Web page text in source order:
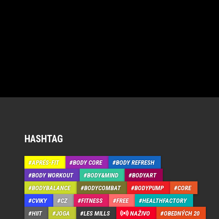
HASHTAG
APRÉS-FIT BODY CORE
BODY REFRESH
BODY WORKOUT
BODY&MIND
BODYART
BODYBALANCE
BODYCOMBAT BODYPUMP
CORE
CVIKY
CZ FITNESS FREE
HEALTHFACTORY
HIIT
JOGA LES MILLS NAŽIVO OBEDNÝCH 20